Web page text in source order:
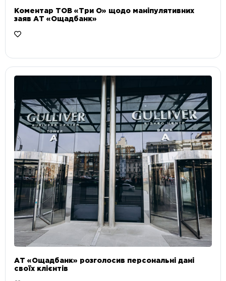
Коментар ТОВ «Три О» щодо маніпулятивних
заяв АТ «Ощадбанк»
АТ «Ощадбанк» розголосив персональні дані
своїх клієнтів